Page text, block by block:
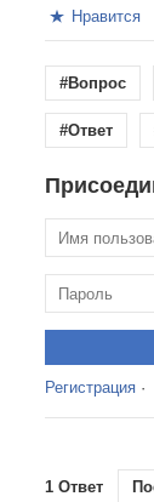
Нравится
#Вопрос
#Ответ
Регистрация ·
1 Ответ